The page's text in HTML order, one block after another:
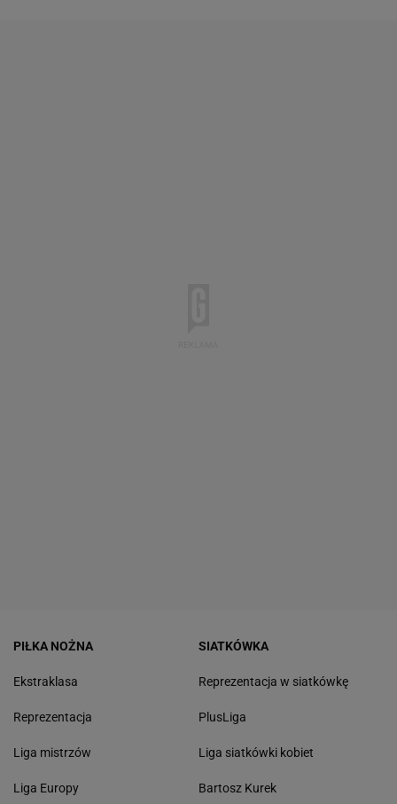
PIŁKA NOŻNA
Ekstraklasa
Reprezentacja
Liga mistrzów
Liga Europy
SIATKÓWKA
Reprezentacja w siatkówkę
PlusLiga
Liga siatkówki kobiet
Bartosz Kurek